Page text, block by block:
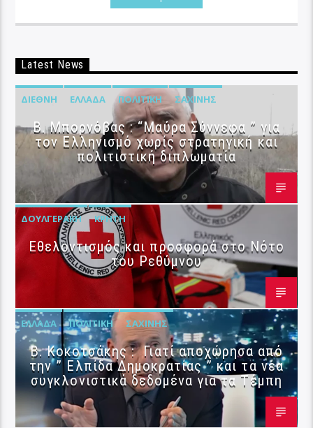
Latest News
ΔΙΕΘΝΉ ΕΛΛΆΔΑ ΠΟΛΙΤΙΚΉ ΣΑΧΊΝΗΣ
B. Μπορνόβας : “Μαύρα Σύννεφα ” για
τον Ελληνισμό χωρίς στρατηγική και
πολιτιστική διπλωματία
ΔΟΥΛΓΕΡΆΚΗ ΚΡΉΤΗ
Εθελοντισμός και προσφορά στο Νότο
του Ρεθύμνου
ΕΛΛΆΔΑ ΠΟΛΙΤΙΚΉ ΣΑΧΊΝΗΣ
Β. Κοκοτσάκης : Γιατί αποχώρησα από
την ” Ελπίδα Δημοκρατίας ” και τα νέα
συγκλονιστικά δεδομένα για τα Τέμπη